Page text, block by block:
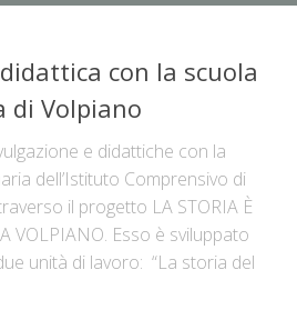
con la scuola
di Volpiano
e didattiche con la
dell’Istituto Comprensivo di
il progetto LA STORIA È
VOLPIANO. Esso è sviluppato
unità di lavoro: “La storia del